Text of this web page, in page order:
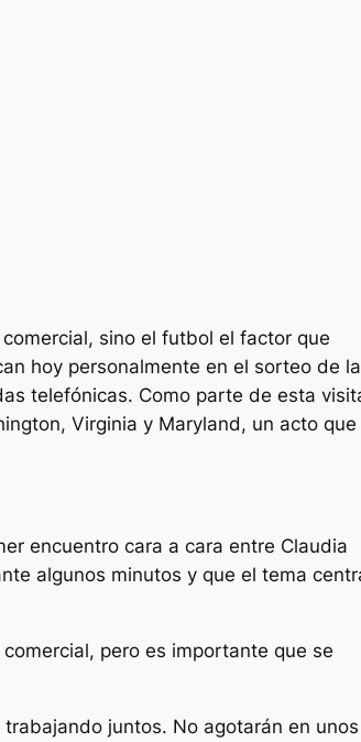
sino el futbol el factor que
hoy personalmente en el sorteo de la
telefónicas. Como parte de esta
Virginia y Maryland, un acto que
encuentro cara a cara entre Claudia
algunos minutos y que el tema
pero es importante que se
juntos. No agotarán en unos